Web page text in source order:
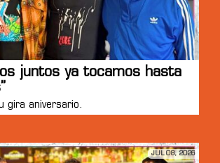
juntos ya tocamos hasta
gira aniversario.
JUL 08, 2026